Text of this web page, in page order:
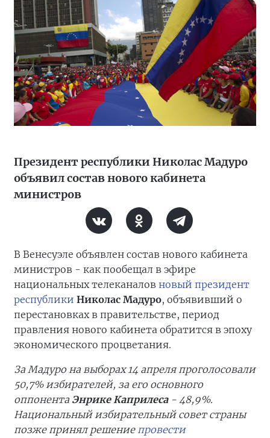
Президент республики Николас Мадуро
объявил состав нового кабинета
министров
В Венесуэле объявлен состав нового кабинета
министров - как пообещал в эфире
национальных телеканалов новый президент
республики Николас Мадуро, объявивший о
перестановках в правительстве, период
правления нового кабинета обратится в эпоху
экономического процветания.
За Мадуро на выборах 14 апреля проголосовали
50,7% избирателей, за его основного
оппонента Энрике Каприлеса- 48,9%.
Национальный избирательный совет страны
позже принял решение провести